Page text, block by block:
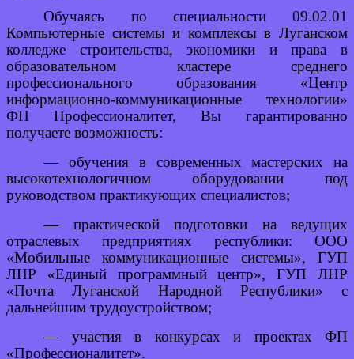
Обучаясь по специальности 09.02.01
Компьютерные системы и комплексы в Луганском
колледже строительства, экономики и права в
образовательном кластере среднего
профессионального образования «Центр
информационно-коммуникационные технологии»
ФП Профессионалитет, Вы гарантированно
получаете возможность:
— обучения в современных мастерских на
высокотехнологичном оборудовании под
руководством практикующих специалистов;
— практической подготовки на ведущих
отраслевых предприятиях республики: ООО
«Мобильные коммуникационные системы», ГУП
ЛНР «Единый программный центр», ГУП ЛНР
«Почта Луганской Народной Республики» с
дальнейшим трудоустройством;
— участия в конкурсах и проектах ФП
«Профессионалитет».